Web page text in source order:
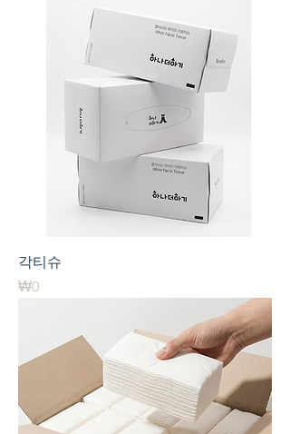
각티슈
가격
₩0